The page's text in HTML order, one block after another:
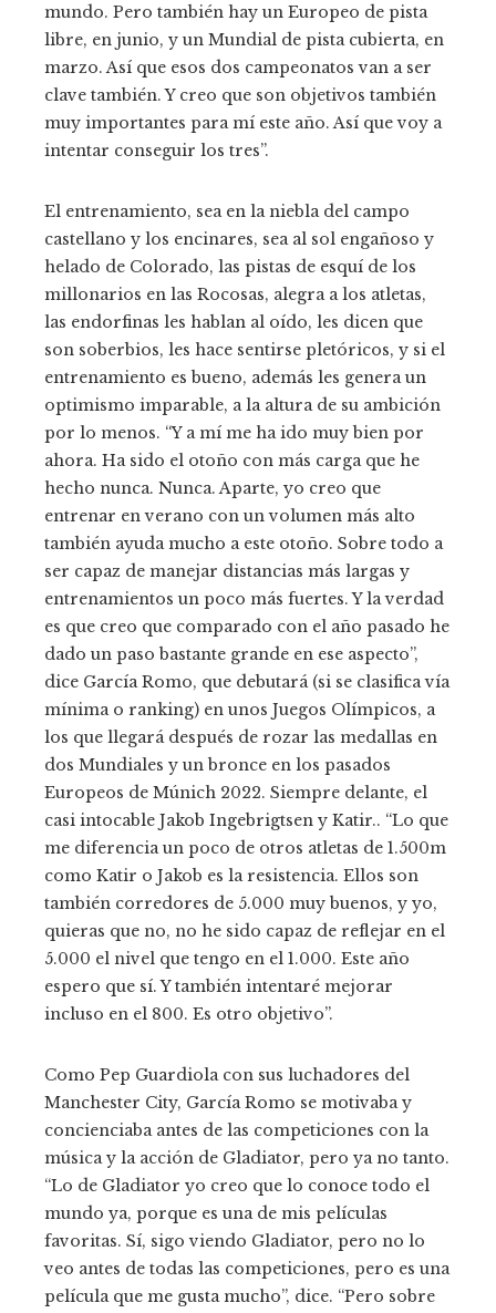
mundo. Pero también hay un Europeo de pista
libre, en junio, y un Mundial de pista cubierta, en
marzo. Así que esos dos campeonatos van a ser
clave también. Y creo que son objetivos también
muy importantes para mí este año. Así que voy a
intentar conseguir los tres”.
El entrenamiento, sea en la niebla del campo
castellano y los encinares, sea al sol engañoso y
helado de Colorado, las pistas de esquí de los
millonarios en las Rocosas, alegra a los atletas,
las endorfinas les hablan al oído, les dicen que
son soberbios, les hace sentirse pletóricos, y si el
entrenamiento es bueno, además les genera un
optimismo imparable, a la altura de su ambición
por lo menos. “Y a mí me ha ido muy bien por
ahora. Ha sido el otoño con más carga que he
hecho nunca. Nunca. Aparte, yo creo que
entrenar en verano con un volumen más alto
también ayuda mucho a este otoño. Sobre todo a
ser capaz de manejar distancias más largas y
entrenamientos un poco más fuertes. Y la verdad
es que creo que comparado con el año pasado he
dado un paso bastante grande en ese aspecto”,
dice García Romo, que debutará (si se clasifica vía
mínima o ranking) en unos Juegos Olímpicos, a
los que llegará después de rozar las medallas en
dos Mundiales y un bronce en los pasados
Europeos de Múnich 2022. Siempre delante, el
casi intocable Jakob Ingebrigtsen y Katir.. “Lo que
me diferencia un poco de otros atletas de 1.500m
como Katir o Jakob es la resistencia. Ellos son
también corredores de 5.000 muy buenos, y yo,
quieras que no, no he sido capaz de reflejar en el
5.000 el nivel que tengo en el 1.000. Este año
espero que sí. Y también intentaré mejorar
incluso en el 800. Es otro objetivo”.
Como Pep Guardiola con sus luchadores del
Manchester City, García Romo se motivaba y
concienciaba antes de las competiciones con la
música y la acción de Gladiator, pero ya no tanto.
“Lo de Gladiator yo creo que lo conoce todo el
mundo ya, porque es una de mis películas
favoritas. Sí, sigo viendo Gladiator, pero no lo
veo antes de todas las competiciones, pero es una
película que me gusta mucho”, dice. “Pero sobre